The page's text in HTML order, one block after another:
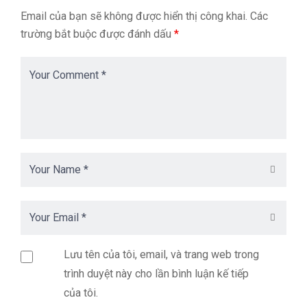
Email của bạn sẽ không được hiển thị công khai. Các
trường bắt buộc được đánh dấu *
Lưu tên của tôi, email, và trang web trong
trình duyệt này cho lần bình luận kế tiếp
của tôi.